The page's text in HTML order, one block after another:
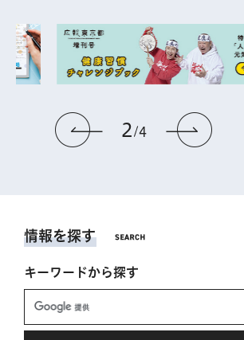
前のスライドを表示
2 4
情報を探す
キーワードから探す